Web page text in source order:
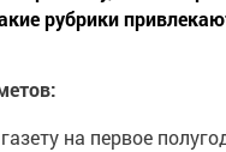
рубрики
на первое